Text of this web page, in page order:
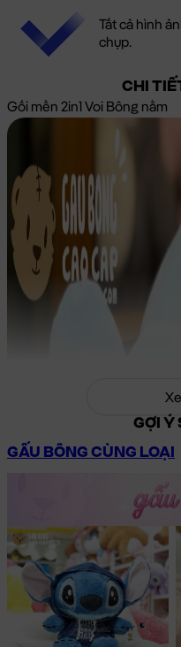
Tất cả hình
chụp.
CHI
Gối mền 2in1 Voi Bông nằm
GỢI Ý
GẤU BÔNG CÙNG LOẠI